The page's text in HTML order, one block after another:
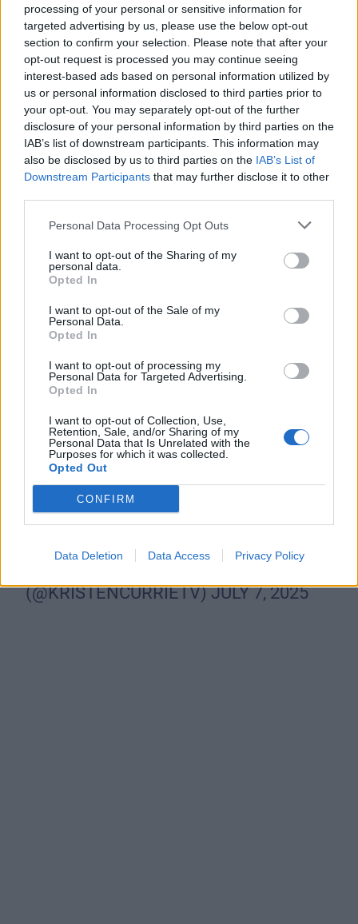
processing of your personal or sensitive information for
targeted advertising by us, please use the below opt-out
section to confirm your selection. Please note that after your
opt-out request is processed you may continue seeing
interest-based ads based on personal information utilized by
us or personal information disclosed to third parties prior to
your opt-out. You may separately opt-out of the further
disclosure of your personal information by third parties on the
IAB’s list of downstream participants. This information may
also be disclosed by us to third parties on the IAB’s List of
Downstream Participants that may further disclose it to other
Personal Data Processing Opt Outs
I want to opt-out of the Sharing of my
personal data.
Opted In
I want to opt-out of the Sale of my
Personal Data.
Opted In
I want to opt-out of processing my
Personal Data for Targeted Advertising.
Opted In
I want to opt-out of Collection, Use,
Retention, Sale, and/or Sharing of my
Personal Data that Is Unrelated with the
Purposes for which it was collected.
Opted Out
CONFIRM
Data Deletion Data Access Privacy Policy
MYSTIC.
“IT’S WITH THE HEAVIEST OF HEARTS
WE MUST SHARE THAT OUR SWEET
LITTLE LINNIE IS WITH THE LORD IN
HEAVEN,” – MICHAEL MCCOWN
PIC.TWITTER.COM/M8USHCFWVC
— KRISTEN CURRIE
(@KRISTENCURRIETV)JULY 7, 2025